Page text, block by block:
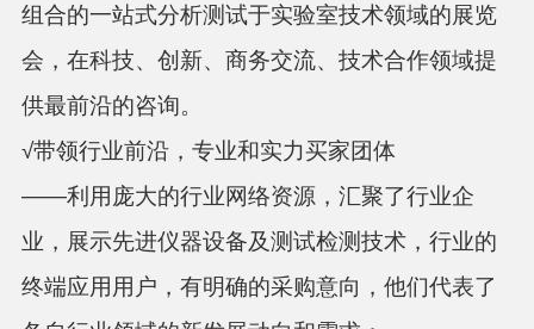
组合的一站式分析测试于实验室技术领域的展览
会，在科技、创新、商务交流、技术合作领域提
供最前沿的咨询。
√带领行业前沿，专业和实力买家团体
——利用庞大的行业网络资源，汇聚了行业企
业，展示先进仪器设备及测试检测技术，行业的
终端应用用户，有明确的采购意向，他们代表了